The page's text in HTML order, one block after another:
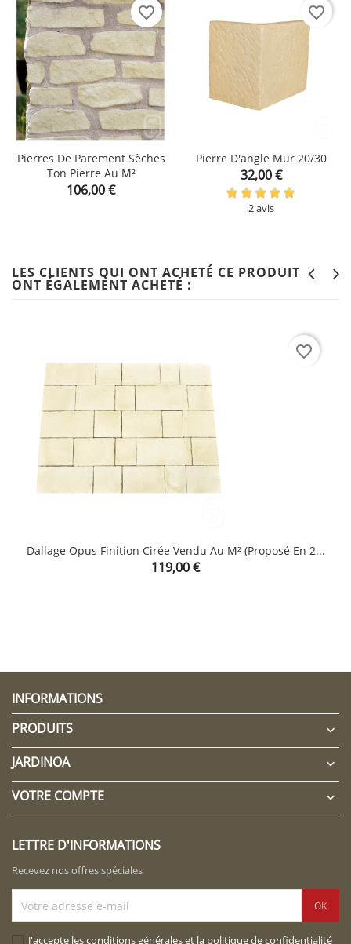
Pierres De Parement Sèches
Ton Pierre Au M²
Prix
106,00 €
favorite_border
Pierre D'angle Mur 20/30
Prix
32,00 €
2 avis
favorite_border
LES CLIENTS QUI ONT ACHETÉ CE PRODUIT
ONT ÉGALEMENT ACHETÉ :
Dallage Opus Finition Cirée Vendu Au M² (proposé En 2...
Prix
119,00 €
favorite_border
INFORMATIONS
PRODUITS

JARDINOA 
VOTRE COMPTE 
LETTRE D'INFORMATIONS
Recevez nos offres spéciales
J'accepte les conditions générales et la politique de confidentialité